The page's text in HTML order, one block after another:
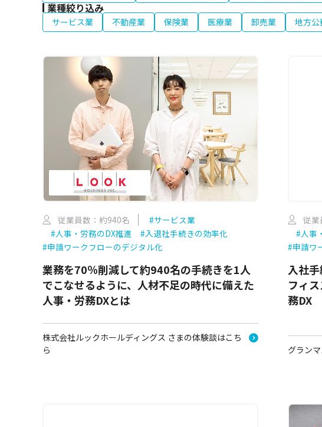
業種絞り込み
サービス業 不動産業 保険業 医療業 卸売業 地方公
従業員数：約940名
#サービス業
#人事・労務のDX推進
#入退社手続きの効率化
#申請ワークフローのデジタル化
業務を70％削減して約940名の手続きを1人
でこなせるように、人材不足の時代に備えた
人事・労務DXとは
株式会社ルックホールディングス さまの体験談はこち
ら
従業
#人事
#申請ワ
入社
フィ
務DX
グラン